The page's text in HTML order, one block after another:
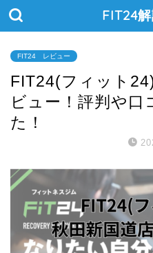
FIT24
FIT24 レビュー
FIT24(フィット
ビュー！評判や口
た！